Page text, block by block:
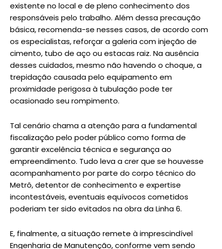
existente no local e de pleno conhecimento dos
responsáveis pelo trabalho. Além dessa precaução
básica, recomenda-se nesses casos, de acordo com
os especialistas, reforçar a galeria com injeção de
cimento, tubo de aço ou estacas raiz. Na ausência
desses cuidados, mesmo não havendo o choque, a
trepidação causada pelo equipamento em
proximidade perigosa à tubulação pode ter
ocasionado seu rompimento.
Tal cenário chama a atenção para a fundamental
fiscalização pelo poder público como forma de
garantir excelência técnica e segurança ao
empreendimento. Tudo leva a crer que se houvesse
acompanhamento por parte do corpo técnico do
Metrô, detentor de conhecimento e expertise
incontestáveis, eventuais equívocos cometidos
poderiam ter sido evitados na obra da Linha 6.
E, finalmente, a situação remete à imprescindível
Engenharia de Manutenção, conforme vem sendo